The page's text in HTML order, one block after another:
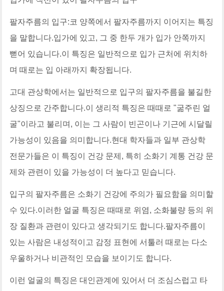
팔자주름의 입구:코 양쪽에서 팔자주름까지 이어지는 특징
을 말합니다.입가에 있고, 그 중 한두 개가 입가 안쪽까지
뻗어 있습니다.이 특징은 일반적으로 입가 근처에 위치하
며 때로는 입 아래까지 확장됩니다.
고대 관상학에서는 일반적으로 입구의 팔자주름을 불길한
상징으로 간주합니다.이 생리적 특징은 때때로 "굶주린 얼
굴"이라고 불리며, 이는 그 사람이 빈곤이나 기근에 시달릴
가능성이 있음을 의미합니다.현대 학자들과 일부 관상학
전문가들은 이 특징이 건강 문제, 특히 소화기 계통 건강 문
제와 관련이 있을 가능성이 더 높다고 믿습니다.
입구의 팔자주름은 소화기 건강에 주의가 필요함을 의미할
수 있다.이러한 얼굴 특징은 때때로 위염, 소화불량 등의 위
장 질환과 관련이 있다고 생각되기도 합니다.팔자주름이
있는 사람은 내성적이고 감정 표현에 서툴러 때로는 다소
우울하거나 비관적인 모습을 보이기도 합니다.
이런 얼굴의 특징은 대인관계에 있어서 더 조심스럽고 타